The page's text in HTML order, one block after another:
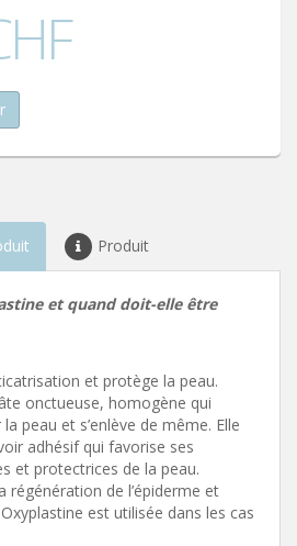
Produit
et quand doit-elle être
et protège la peau.
onctueuse, homogène qui
peau et s’enlève de même. Elle
adhésif qui favorise ses
et protectrices de la peau.
régénération de l’épiderme et
est utilisée dans les cas